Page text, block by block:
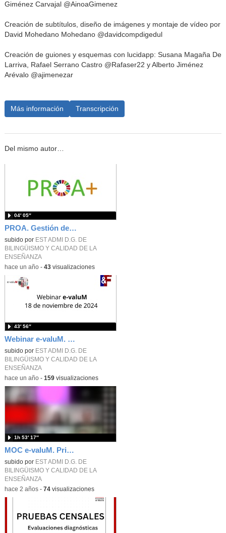
Giménez Carvajal @AinoaGimenez
Creación de subtítulos, diseño de imágenes y montaje de vídeo por
David Mohedano Mohedano @davidcompdigedul
Creación de guiones y esquemas con lucidapp: Susana Magaña De
Larriva, Rafael Serrano Castro @Rafaser22 y Alberto Jiménez
Arévalo @ajimenezar
Más información Transcripción
Del mismo autor…
PROA. Gestión del cambio.
subido por EST ADMI D.G. DE
BILINGÜISMO Y CALIDAD DE LA
ENSEÑANZA
04′ 05″
-hace un año- 43visualizaciones
Webinar e-valuM. 18 de noviembre de 2024
subido por EST ADMI D.G. DE
BILINGÜISMO Y CALIDAD DE LA
ENSEÑANZA
43′ 56″
-hace un año- 159visualizaciones
MOC e-valuM. Primera sesión. Campus Innovación 2024
subido por EST ADMI D.G. DE
BILINGÜISMO Y CALIDAD DE LA
ENSEÑANZA
1h 53′ 17″
-hace 2 años- 74visualizaciones